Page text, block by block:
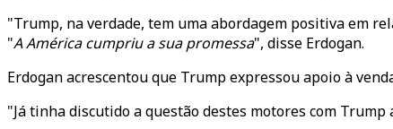
"Trump, na verdade, tem uma abordagem positiva em
"A América cumpriu a sua promessa", disse Erdogan.
Erdogan acrescentou que Trump expressou apoio à
"Já tinha discutido a questão destes motores com